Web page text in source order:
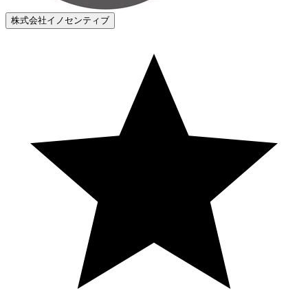
株式会社イノセンティブ